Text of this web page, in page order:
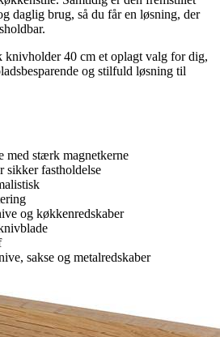
daglig brug, så du får en løsning, der
40 cm et oplagt valg for dig,
og stilfuld løsning til
med stærk magnetkerne
sikker fastholdelse
og køkkenredskaber
sakse og metalredskaber